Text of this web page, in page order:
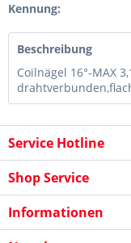
Kennung:
Beschreibung
Coilnägel 16°-MAX
Service Hotline
Shop Service
Informationen